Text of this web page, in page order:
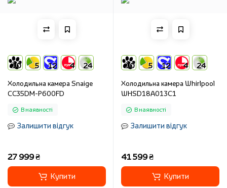
10 5 12 4 24
Холодильна камера Snaige
CC35DM-P600FD
В наявності
Залишити відгук
27 999 ₴
Купити
10 5 12 4 24
Холодильна камера Whirlpool
WHSD18A013C1
В наявності
Залишити відгук
41 599 ₴
Купити